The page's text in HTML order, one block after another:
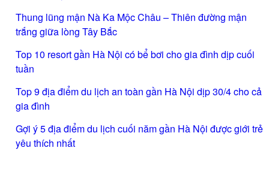
Thung lũng mận Nà Ka Mộc Châu – Thiên đường mận
trắng giữa lòng Tây Bắc
Top 10 resort gần Hà Nội có bể bơi cho gia đình dịp cuối
tuần
Top 9 địa điểm du lịch an toàn gần Hà Nội dịp 30/4 cho cả
gia đình
Gợi ý 5 địa điểm du lịch cuối năm gần Hà Nội được giới trẻ
yêu thích nhất